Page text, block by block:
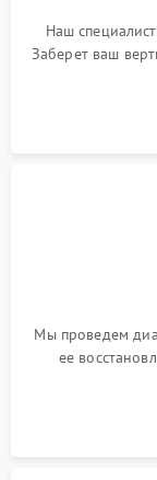
Наш
Заберет ваш
Мы проведем
ее